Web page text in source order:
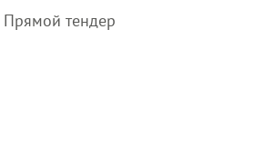
Прямой тендер